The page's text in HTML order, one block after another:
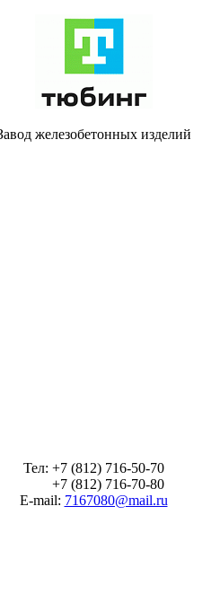
железобетонных изделий
Тел: +7 (812) 716-50-70
+7 (812) 716-70-80
E-mail: 7167080@mail.ru